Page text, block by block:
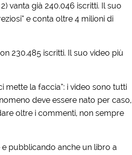
vanta già 240.046 iscritti. Il suo
e conta oltre 4 milioni di
230.485 iscritti. Il suo video più
mette la faccia”: i video sono tutti
deve essere nato per caso,
oltre i commenti, non sempre
pubblicando anche un libro a